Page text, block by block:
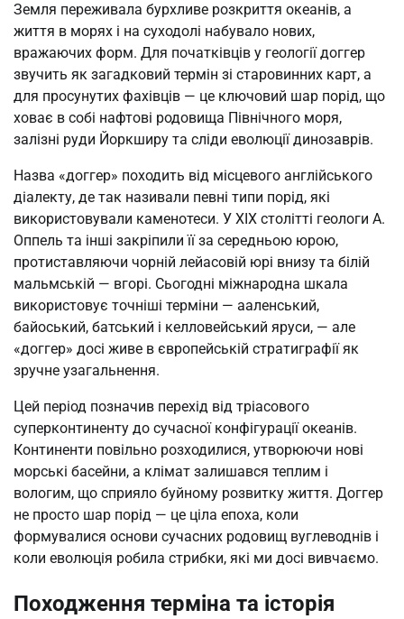
Земля переживала бурхливе розкриття океанів, а
життя в морях і на суходолі набувало нових,
вражаючих форм. Для початківців у геології доггер
звучить як загадковий термін зі старовинних карт, а
для просунутих фахівців — це ключовий шар порід, що
ховає в собі нафтові родовища Північного моря,
залізні руди Йоркширу та сліди еволюції динозаврів.
Назва «доггер» походить від місцевого англійського
діалекту, де так називали певні типи порід, які
використовували каменотеси. У XIX столітті геологи А.
Оппель та інші закріпили її за середньою юрою,
протиставляючи чорній лейасовій юрі внизу та білій
мальмській — вгорі. Сьогодні міжнародна шкала
використовує точніші терміни — ааленський,
байоський, батський і келловейський яруси, — але
«доггер» досі живе в європейській стратиграфії як
зручне узагальнення.
Цей період позначив перехід від тріасового
суперконтиненту до сучасної конфігурації океанів.
Континенти повільно розходилися, утворюючи нові
морські басейни, а клімат залишався теплим і
вологим, що сприяло буйному розвитку життя. Доггер
не просто шар порід — це ціла епоха, коли
формувалися основи сучасних родовищ вуглеводнів і
коли еволюція робила стрибки, які ми досі вивчаємо.
Походження терміна та історія